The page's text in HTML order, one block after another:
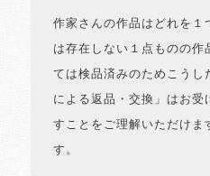
作家さんの作品はどれを１
は存在しない１点ものの作
ては検品済みのためこうし
による返品・交換」はお受
すことをご理解いただけま
す。